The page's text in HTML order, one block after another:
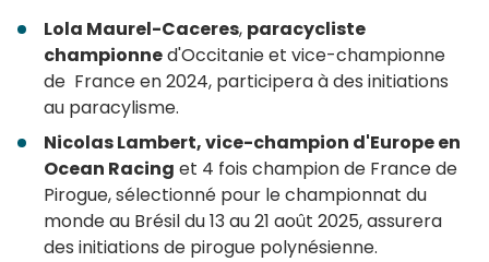
Lola Maurel-Caceres, paracycliste
championned'Occitanie et vice-championne
de France en 2024, participera à des initiations
au paracylisme.
Nicolas Lambert, vice-champion d'Europe en
Ocean Racing et 4 fois champion de France de
Pirogue, sélectionné pour le championnat du
monde au Brésil du 13 au 21 août 2025, assurera
des initiations de pirogue polynésienne.